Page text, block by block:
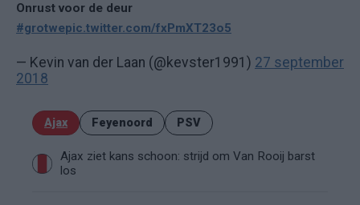
Onrust voor de deur
#grotwepic.twitter.com/fxPmXT23o5
— Kevin van der Laan (@kevster1991) 27 september
2018
Ajax Feyenoord PSV
Ajax ziet kans schoon: strijd om Van Rooij barst
los